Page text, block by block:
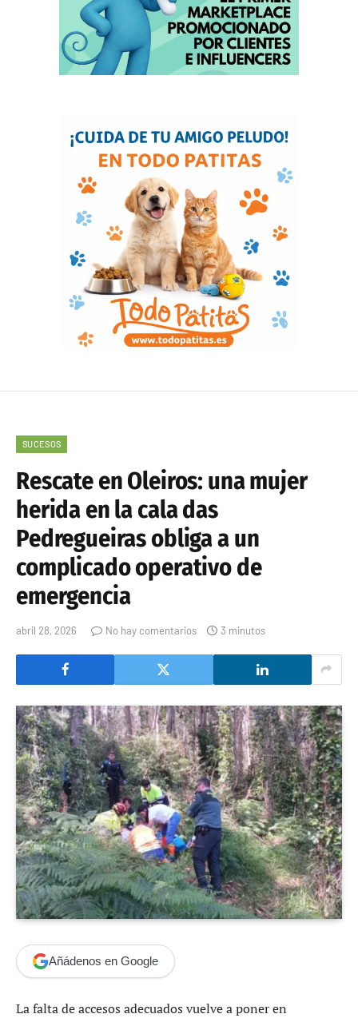
SUCESOS
Rescate en Oleiros: una mujer
herida en la cala das
Pedregueiras obliga a un
complicado operativo de
emergencia
abril 28, 2026 No hay comentarios 3 minutos
Añádenos en Google
La falta de accesos adecuados vuelve a poner en